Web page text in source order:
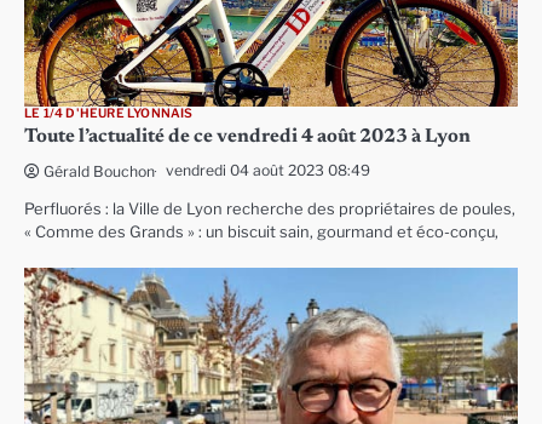
LE 1/4 D'HEURE LYONNAIS
Toute l’actualité de ce vendredi 4 août 2023 à Lyon
Gérald Bouchon vendredi 04 août 2023 08:49
Perfluorés : la Ville de Lyon recherche des propriétaires de poules,
« Comme des Grands » : un biscuit sain, gourmand et éco-conçu,